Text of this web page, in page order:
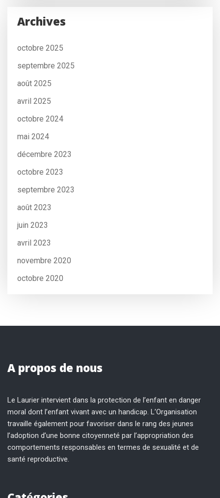
Archives
octobre 2025
septembre 2025
août 2025
avril 2025
octobre 2024
mai 2024
décembre 2023
octobre 2023
septembre 2023
août 2023
juin 2023
avril 2023
novembre 2020
octobre 2020
A propos de nous
Le Laurier intervient dans la protection de l’enfant en danger
moral dont l’enfant vivant avec un handicap. L’Organisation
travaille également pour favoriser dans le rang des jeunes
l’adoption d’une bonne citoyenneté par l’appropriation des
comportements responsables en termes de sexualité et de
santé reproductive.